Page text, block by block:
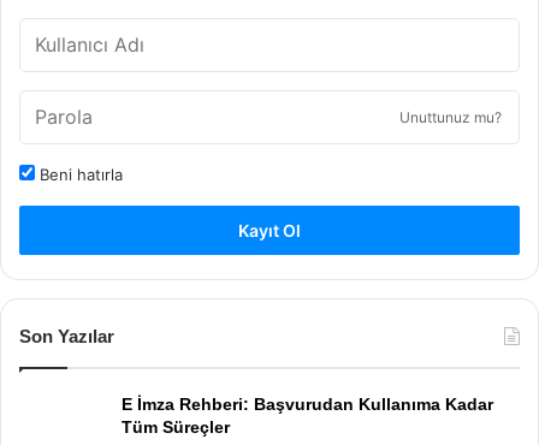
Unuttunuz mu?
Beni hatırla
Kayıt Ol
Son Yazılar
E İmza Rehberi: Başvurudan Kullanıma Kadar
Tüm Süreçler